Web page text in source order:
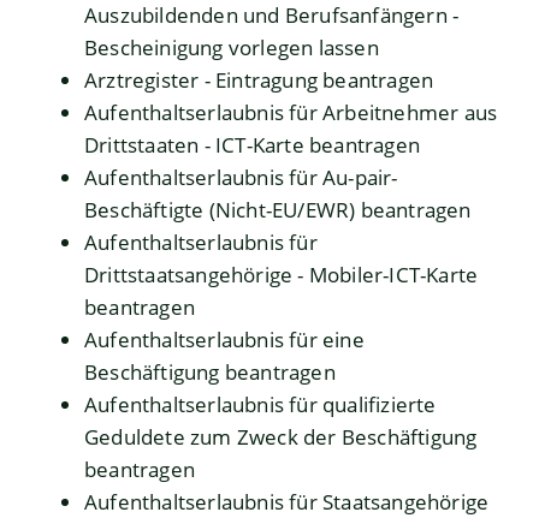
Auszubildenden und Berufsanfängern -
Bescheinigung vorlegen lassen
Arztregister - Eintragung beantragen
Aufenthaltserlaubnis für Arbeitnehmer aus
Drittstaaten - ICT-Karte beantragen
Aufenthaltserlaubnis für Au-pair-
Beschäftigte (Nicht-EU/EWR) beantragen
Aufenthaltserlaubnis für
Drittstaatsangehörige - Mobiler-ICT-Karte
beantragen
Aufenthaltserlaubnis für eine
Beschäftigung beantragen
Aufenthaltserlaubnis für qualifizierte
Geduldete zum Zweck der Beschäftigung
beantragen
Aufenthaltserlaubnis für Staatsangehörige